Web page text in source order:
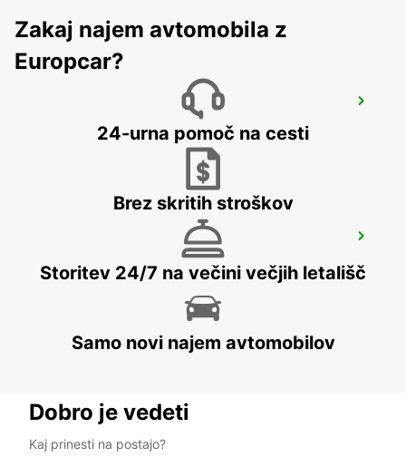
ROME TERMINI RAILWAY STATION
ROMA - ITALY
Zakaj najem avtomobila z
Europcar?
24-urna pomoč na cesti
Brez skritih stroškov
Storitev 24/7 na večini večjih letališč
Samo novi najem avtomobilov
Dobro je vedeti
Kaj prinesti na postajo?